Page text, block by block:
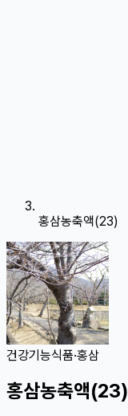
홍삼농축액(23)
건강기능식품·홍삼
홍삼농축액(23)